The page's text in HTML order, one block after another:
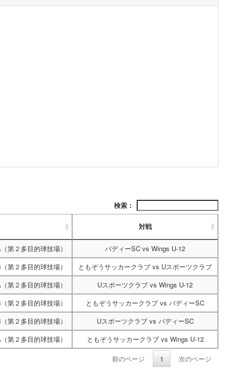
検索：
対戦
第２多目的球技場） バディーSC vs Wings U-12
第２多目的球技場） ともぞうサッカークラブ vs Uスポーツクラブ
第２多目的球技場） Uスポーツクラブ vs Wings U-12
第２多目的球技場） ともぞうサッカークラブ vs バディーSC
第２多目的球技場） Uスポーツクラブvs バディーSC
第２多目的球技場） ともぞうサッカークラブvs Wings U-12
前のページ 1 次のページ